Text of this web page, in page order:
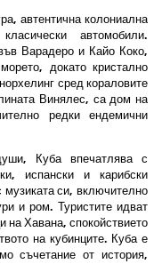
автентична колониална
автомобили.
Варадеро и Кайо Коко,
докато кристално
сред кораловите
Винялес, са дом на
редки ендемични
Куба впечатлява с
испански и карибски
музиката си, включително
и ром. Туристите идват
на Хавана, спокойствието
на кубинците. Куба е
съчетание от история,